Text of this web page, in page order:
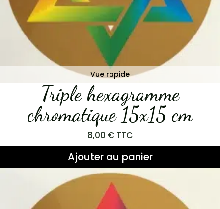
Vue rapide
Triple hexagramme
chromatique 15x15 cm
8,00 € TTC
Ajouter au panier